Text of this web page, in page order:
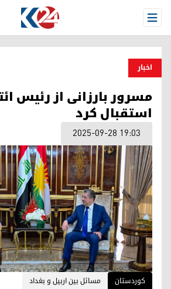
Open Menu
اخبار
مسرور بارزانی از رئیس
استقبال کرد
2025-09-28 19:03
کوردستان مسائل بین اربیل و بغداد